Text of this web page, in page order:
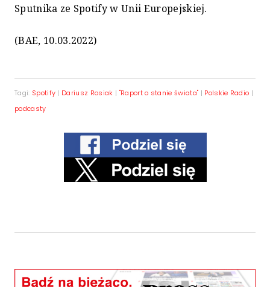
Sputnika ze Spotify w Unii Europejskiej.
(BAE, 10.03.2022)
Tagi: Spotify | Dariusz Rosiak | "Raport o stanie świata" | Polskie Radio |
podcasty